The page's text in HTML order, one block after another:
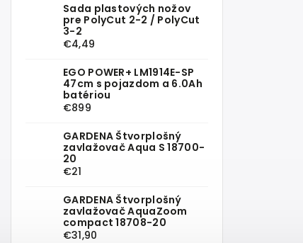
Sada plastových nožov
pre PolyCut 2-2 / PolyCut
3-2
€4,49
EGO POWER+ LM1914E-SP
47cm s pojazdom a 6.0Ah
batériou
€899
GARDENA Štvorplošný
zavlažovač Aqua S 18700-
20
€21
GARDENA Štvorplošný
zavlažovač AquaZoom
compact 18708-20
€31,90